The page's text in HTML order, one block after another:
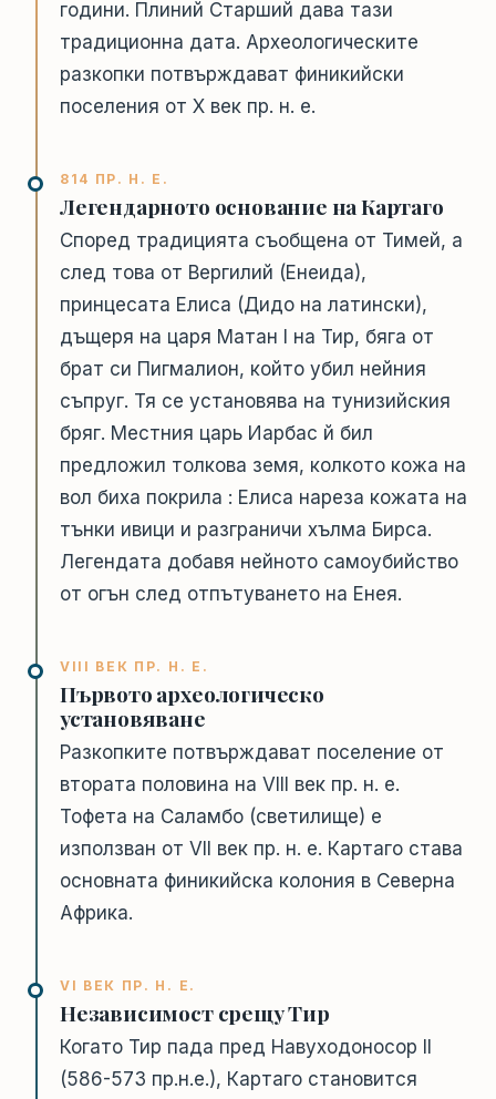
години. Плиний Старший дава тази
традиционна дата. Археологическите
разкопки потвърждават финикийски
поселения от X век пр. н. е.
814 ПР. Н. Е.
Легендарното основание на Картаго
Според традицията съобщена от Тимей, а
след това от Вергилий (Енеида),
принцесата Елиса (Дидо на латински),
дъщеря на царя Матан I на Тир, бяга от
брат си Пигмалион, който убил нейния
съпруг. Тя се установява на тунизийския
бряг. Местния царь Иарбас й бил
предложил толкова земя, колкото кожа на
вол биха покрила : Елиса нареза кожата на
тънки ивици и разграничи хълма Бирса.
Легендата добавя нейното самоубийство
от огън след отпътуването на Енея.
VIII ВЕК ПР. Н. Е.
Първото археологическо
установяване
Разкопките потвърждават поселение от
втората половина на VIII век пр. н. е.
Тофета на Саламбо (светилище) е
използван от VII век пр. н. е. Картаго става
основната финикийска колония в Северна
Африка.
VI ВЕК ПР. Н. Е.
Независимост срещу Тир
Когато Тир пада пред Навуходоносор II
(586-573 пр.н.е.), Картаго становится